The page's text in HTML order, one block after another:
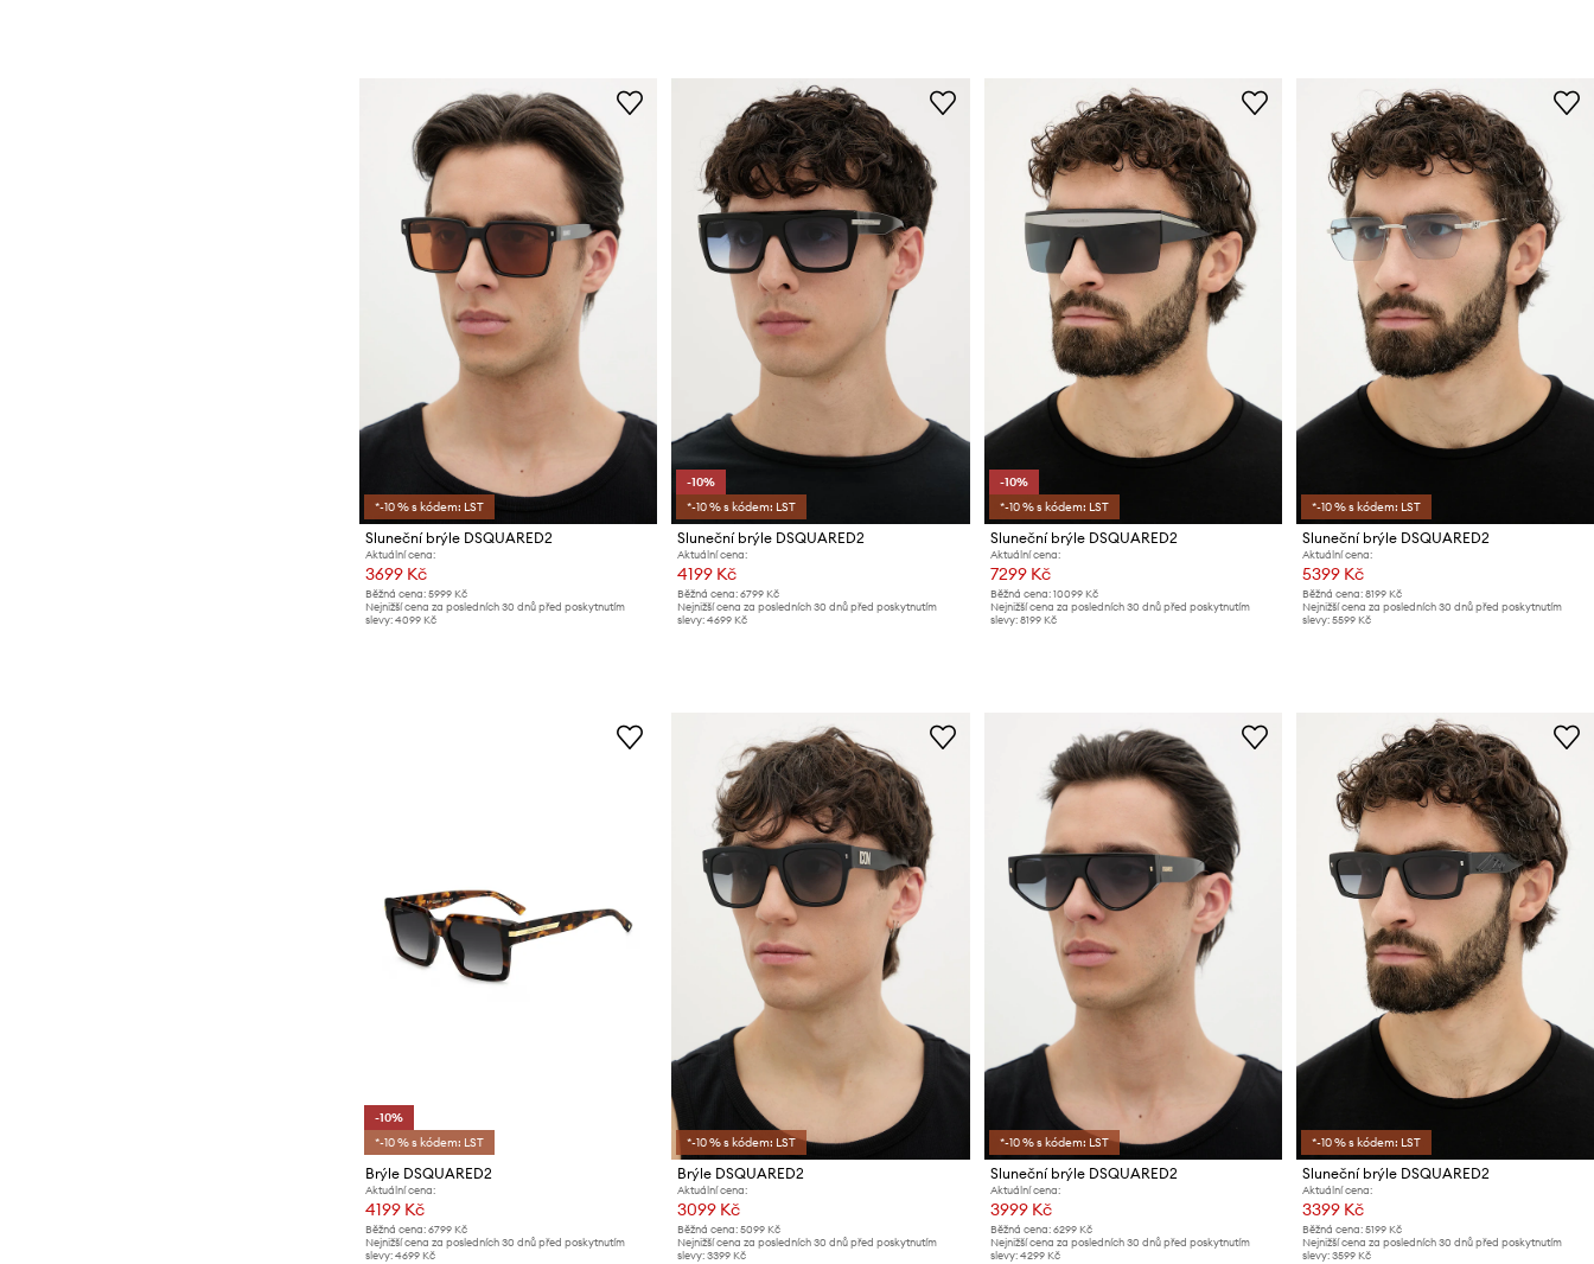
*-10 % s kódem: LST
Sluneční brýle DSQUARED2
Aktuální cena:
3699 Kč
Běžná cena: 5999 Kč
Nejnižší cena za posledních 30 dnů před poskytnutím
slevy: 4099 Kč
-10%
*-10 % s kódem: LST
Sluneční brýle DSQUARED2
Aktuální cena:
4199 Kč
Běžná cena: 6799 Kč
Nejnižší cena za posledních 30 dnů před poskytnutím
slevy: 4699 Kč
-10%
*-10 % s kódem: LST
Sluneční brýle DSQUARED2
Aktuální cena:
7299 Kč
Běžná cena: 10099 Kč
Nejnižší cena za posledních 30 dnů před poskytnutím
slevy: 8199 Kč
*-10 % s kódem: LST
Sluneční brýle DSQUARED2
Aktuální cena:
5399 Kč
Běžná cena: 8199 Kč
Nejnižší cena za posledních 30 dnů před poskytnutím
slevy: 5599 Kč
-10%
*-10 % s kódem: LST
Brýle DSQUARED2
Aktuální cena:
4199 Kč
Běžná cena: 6799 Kč
Nejnižší cena za posledních 30 dnů před poskytnutím
slevy: 4699 Kč
*-10 % s kódem: LST
Brýle DSQUARED2
Aktuální cena:
3099 Kč
Běžná cena: 5099 Kč
Nejnižší cena za posledních 30 dnů před poskytnutím
slevy: 3399 Kč
*-10 % s kódem: LST
Sluneční brýle DSQUARED2
Aktuální cena:
3999 Kč
Běžná cena: 6299 Kč
Nejnižší cena za posledních 30 dnů před poskytnutím
slevy: 4299 Kč
*-10 % s kódem: LST
Sluneční brýle DSQUARED2
Aktuální cena:
3399 Kč
Běžná cena: 5199 Kč
Nejnižší cena za posledních 30 dnů před poskytnutím
slevy: 3599 Kč